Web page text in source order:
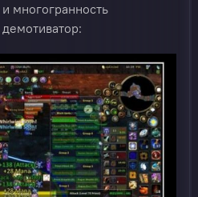
многогранность